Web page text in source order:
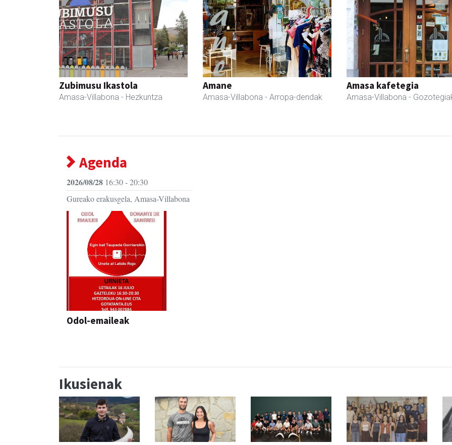
Zubimusu Ikastola
Amasa-Villabona - Hezkuntza
Amane
Amasa-Villabona - Arropa-dendak
Amasa kafetegia
Amasa-Villabona -
Agenda
2026/08/28 16:30 - 20:30
Gureako erakusgela, Amasa-Villabona
Odol-emaileak
Ikusienak